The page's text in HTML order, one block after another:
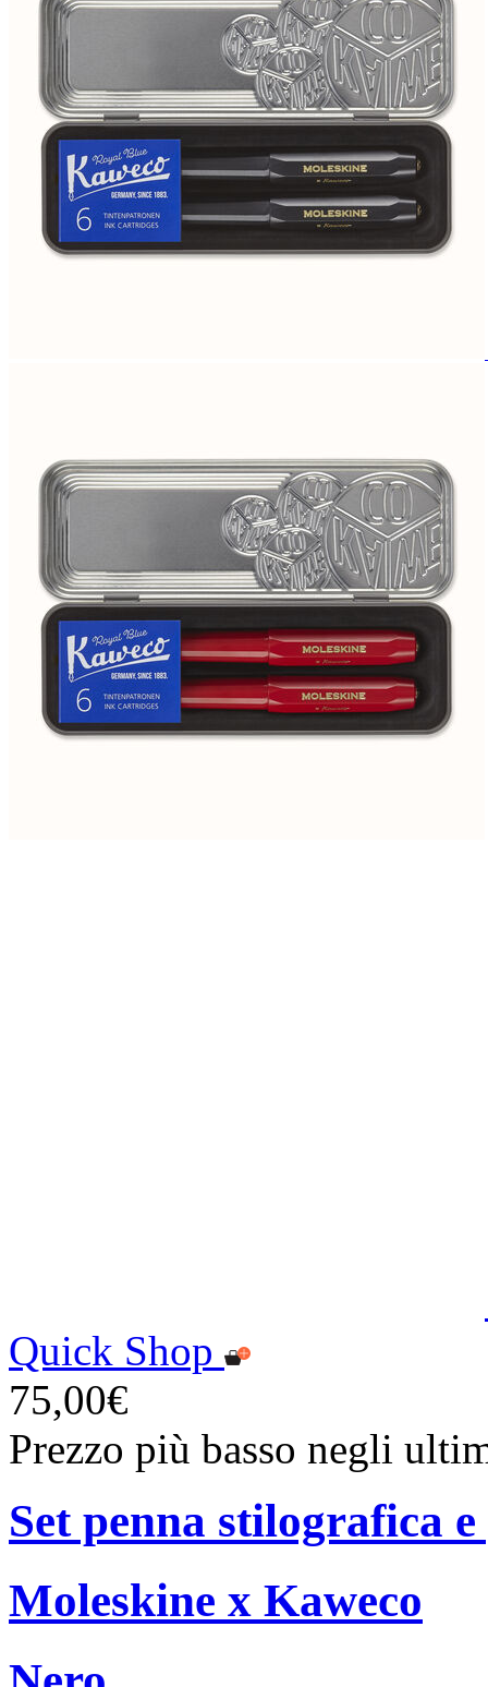
Quick Shop
75,00€
Prezzo più basso negli
Set penna stilografica
Moleskine x Kaweco